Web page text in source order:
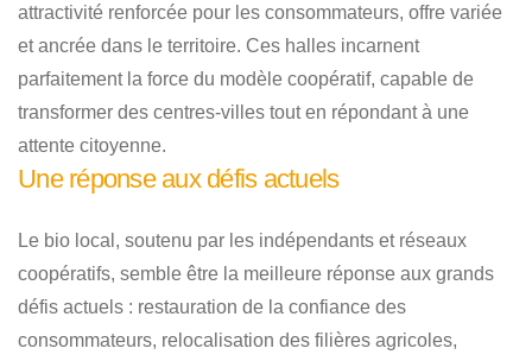
attractivité renforcée pour les consommateurs, offre variée
et ancrée dans le territoire. Ces halles incarnent
parfaitement la force du modèle coopératif, capable de
transformer des centres-villes tout en répondant à une
attente citoyenne.
Une réponse aux défis actuels
Le bio local, soutenu par les indépendants et réseaux
coopératifs, semble être la meilleure réponse aux grands
défis actuels : restauration de la confiance des
consommateurs, relocalisation des filières agricoles,